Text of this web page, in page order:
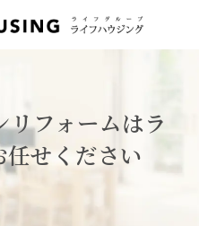
フォームはラ
任せください